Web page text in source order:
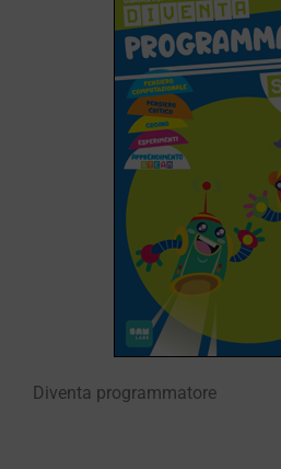
Diventa programmatore